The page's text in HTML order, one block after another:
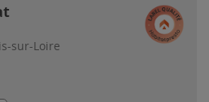
sur-Loire